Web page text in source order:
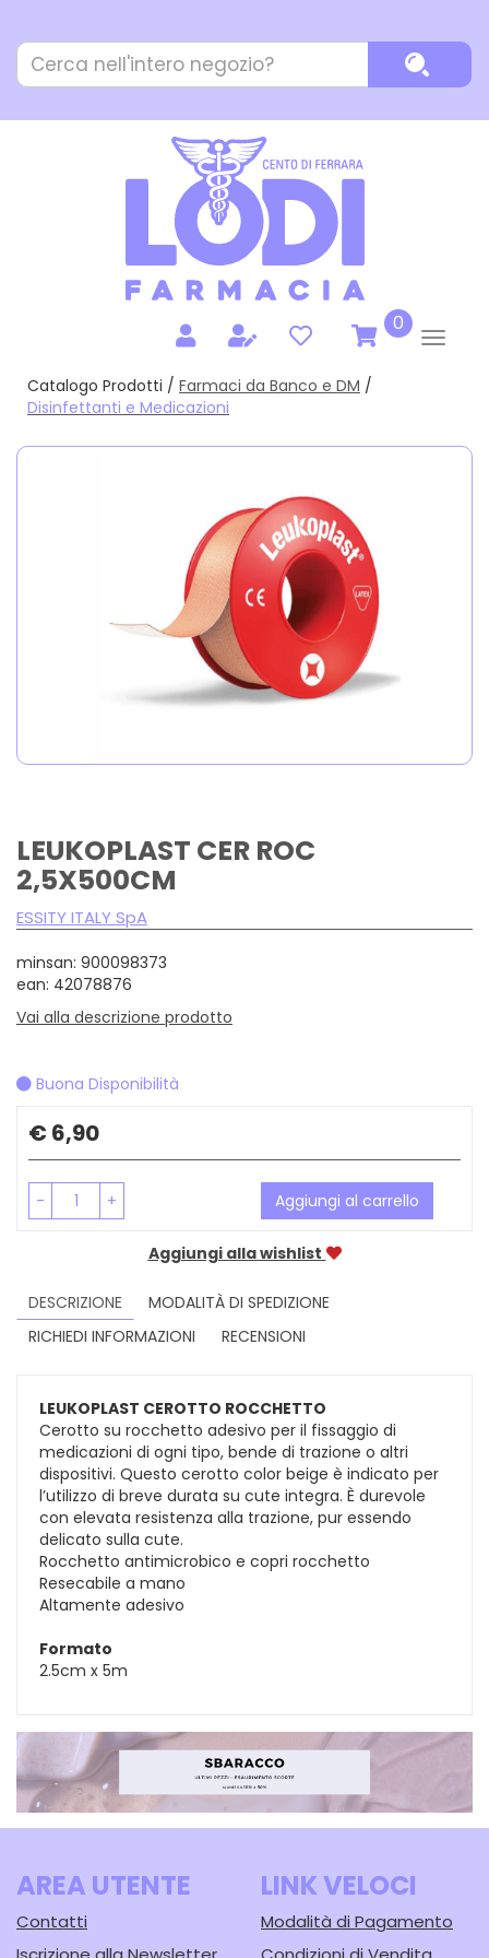
contenuto
principale
Cerca
Prodotto
0prodotti
inseriti
Catalogo Prodotti / Farmaci da Banco e DM /
Disinfettanti e Medicazioni
LEUKOPLAST CER ROC
2,5X500CM
ESSITY ITALY SpA
minsan: 900098373
ean: 42078876
Vai alla descrizione prodotto
Buona Disponibilità
Prezzo
€ 6,90
- + Aggiungi al carrello
Aggiungi alla wishlist
DESCRIZIONE
MODALITÀ DI SPEDIZIONE
RICHIEDI INFORMAZIONI
RECENSIONI
LEUKOPLAST CEROTTO ROCCHETTO
Cerotto su rocchetto adesivo per il fissaggio di
medicazioni di ogni tipo, bende di trazione o altri
dispositivi. Questo cerotto color beige è indicato per
l’utilizzo di breve durata su cute integra. È durevole
con elevata resistenza alla trazione, pur essendo
delicato sulla cute.
Rocchetto antimicrobico e copri rocchetto
Resecabile a mano
Altamente adesivo
Formato
2.5cm x 5m
AREA UTENTE
Contatti
LINK VELOCI
Modalità di Pagamento